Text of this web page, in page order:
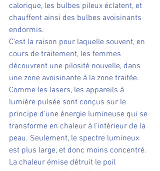
calorique, les bulbes pileux éclatent, et
chauffent ainsi des bulbes avoisinants
endormis.
C'est la raison pour laquelle souvent, en
cours de traitement, les femmes
découvrent une pilosité nouvelle, dans
une zone avoisinante à la zone traitée.
Comme les lasers, les appareils à
lumière pulsée sont conçus sur le
principe d'une énergie lumineuse qui se
transforme en chaleur à l'intérieur de la
peau. Seulement, le spectre lumineux
est plus large, et donc moins concentré.
La chaleur émise détruit le poil